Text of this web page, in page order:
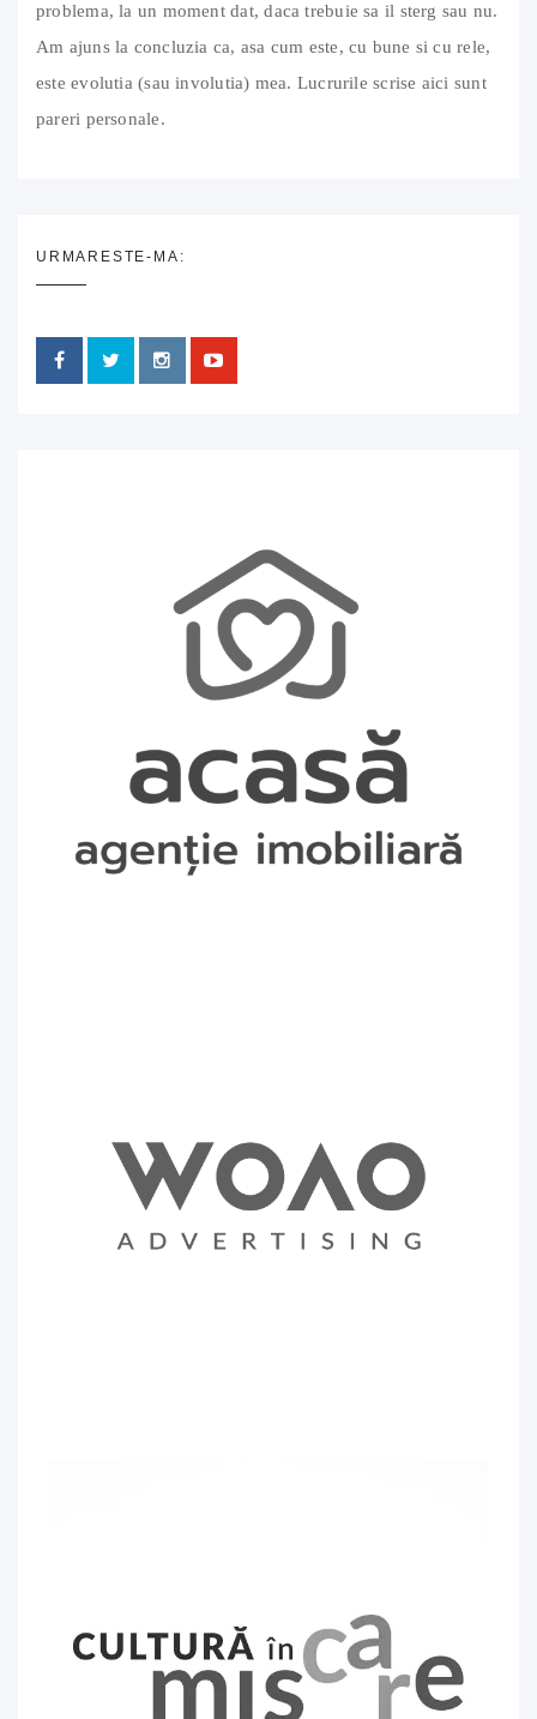
problema, la un moment dat, daca trebuie sa il sterg sau nu.
Am ajuns la concluzia ca, asa cum este, cu bune si cu rele,
este evolutia (sau involutia) mea. Lucrurile scrise aici sunt
pareri personale.
URMARESTE-MA: